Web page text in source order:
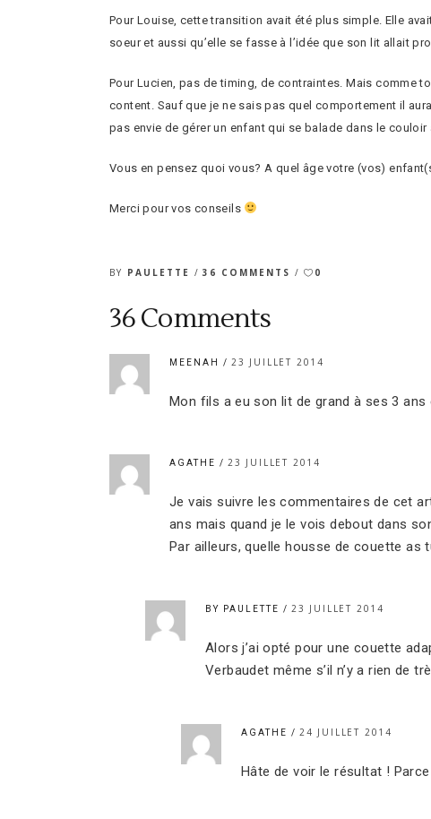
Pour Louise, cette transition avait été plus simple. Elle
soeur et aussi qu’elle se fasse à l’idée que son lit allait
Pour Lucien, pas de timing, de contraintes. Mais comme
content. Sauf que je ne sais pas quel comportement il
pas envie de gérer un enfant qui se balade dans le couloir
Vous en pensez quoi vous? A quel âge votre (vos)
Merci pour vos conseils
BY PAULETTE 36 COMMENTS 0
36 Comments
MEENAH 23 JUILLET 2014
Mon fils a eu son lit de grand à ses 3 ans
AGATHE 23 JUILLET 2014
Je vais suivre les commentaires de cet
ans mais quand je le vois debout dans
Par ailleurs, quelle housse de couette as
BY PAULETTE 23 JUILLET 2014
Alors j’ai opté pour une couette
Verbaudet même s’il n’y a rien de
AGATHE 24 JUILLET 2014
Hâte de voir le résultat !